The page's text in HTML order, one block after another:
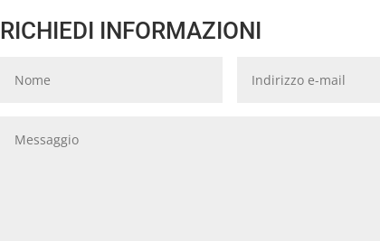
RICHIEDI INFORMAZIONI